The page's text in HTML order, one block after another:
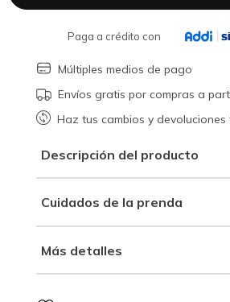
Paga a crédito con
Múltiples medios de pago
Envíos gratis por compras a
Haz tus cambios y devoluciones
Descripción del producto
Cuidados de la prenda
Más detalles